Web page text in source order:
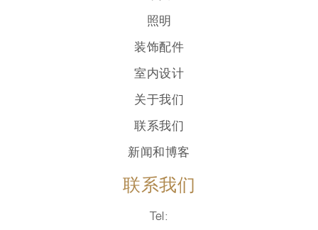
照明
装饰配件
室内设计
关于我们
联系我们
新闻和博客
联系我们
Tel: